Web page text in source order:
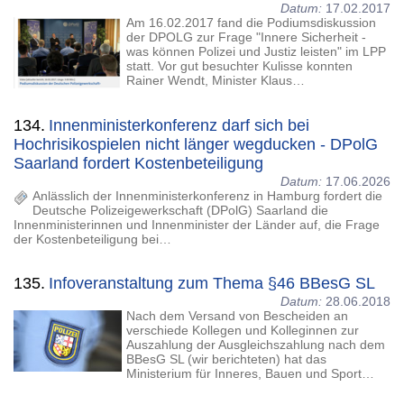
Datum: 17.02.2017
Am 16.02.2017 fand die Podiumsdiskussion
der DPOLG zur Frage "Innere Sicherheit -
was können Polizei und Justiz leisten" im LPP
statt. Vor gut besuchter Kulisse konnten
Rainer Wendt, Minister Klaus…
134. Innenministerkonferenz darf sich bei
Hochrisikospielen nicht länger wegducken - DPolG
Saarland fordert Kostenbeteiligung
Datum: 17.06.2026
Anlässlich der Innenministerkonferenz in Hamburg fordert die
Deutsche Polizeigewerkschaft (DPolG) Saarland die
Innenministerinnen und Innenminister der Länder auf, die Frage
der Kostenbeteiligung bei…
135. Infoveranstaltung zum Thema §46 BBesG SL
Datum: 28.06.2018
Nach dem Versand von Bescheiden an
verschiede Kollegen und Kolleginnen zur
Auszahlung der Ausgleichszahlung nach dem
BBesG SL (wir berichteten) hat das
Ministerium für Inneres, Bauen und Sport…